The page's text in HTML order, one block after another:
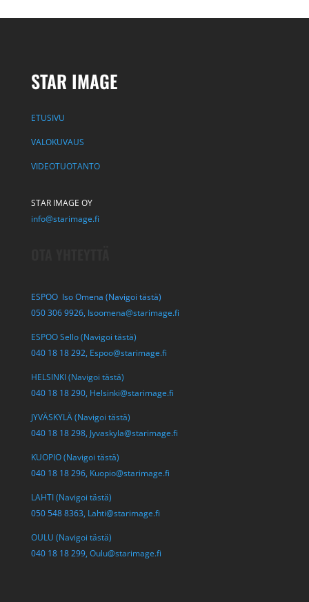
STAR IMAGE
ETUSIVU
VALOKUVAUS
VIDEOTUOTANTO
STAR IMAGE OY
info@starimage.fi
ESPOO Iso Omena (Navigoi tästä)
050 306 9926, Isoomena@starimage.fi
ESPOO Sello (Navigoi tästä)
040 18 18 292, Espoo@starimage.fi
HELSINKI (Navigoi tästä)
040 18 18 290, Helsinki@starimage.fi
JYVÄSKYLÄ (Navigoi tästä)
040 18 18 298, Jyvaskyla@starimage.fi
KUOPIO (Navigoi tästä)
040 18 18 296, Kuopio@starimage.fi
LAHTI (Navigoi tästä)
050 548 8363, Lahti@starimage.fi
OULU (Navigoi tästä)
040 18 18 299, Oulu@starimage.fi